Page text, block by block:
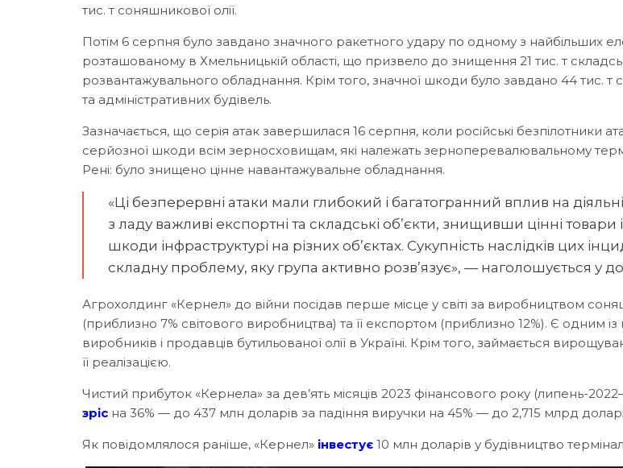
тис. т соняшникової олії.
Потім 6 серпня було завдано значного ракетного удару по одному з найбільших
розташованому в Хмельницькій області, що призвело до знищення 21 тис. т
розвантажувального обладнання. Крім того, значної шкоди було завдано 44 тис. т
та адміністративних будівель.
Зазначається, що серія атак завершилася 16 серпня, коли російські безпілотники
серйозної шкоди всім зерносховищам, які належать зерноперевалювальному
Рені: було знищено цінне навантажувальне обладнання.
«Ці безперервні атаки мали глибокий і багатогранний вплив на
з ладу важливі експортні та складські об’єкти, знищивши цінні товари
шкоди інфраструктурі на різних об’єктах. Сукупність наслідків цих
складну проблему, яку група активно розв’язує», — наголошується у
Агрохолдинг «Кернел» до війни посідав перше місце у світі за виробництвом
(приблизно 7% світового виробництва) та її експортом (приблизно 12%). Є одним із
виробників і продавців бутильованої олії в Україні. Крім того, займається
її реалізацією.
Чистий прибуток «Кернела» за дев’ять місяців 2023 фінансового року (липень-
зріс на 36% — до 437 млн доларів за падіння виручки на 45% — до 2,715 млрд
Як повідомлялося раніше, «Кернел» інвестує 10 млн доларів у будівництво